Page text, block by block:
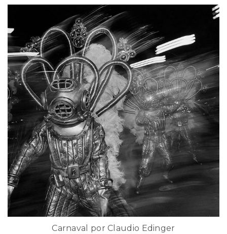
Carnaval por Claudio Edinger